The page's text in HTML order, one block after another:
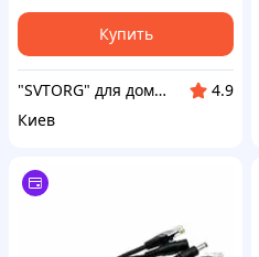
Купить
"SVTORG" для дому та офісу - інтернет магазин
4.9
Киев